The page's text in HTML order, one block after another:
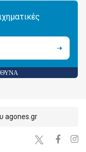
agones.gr